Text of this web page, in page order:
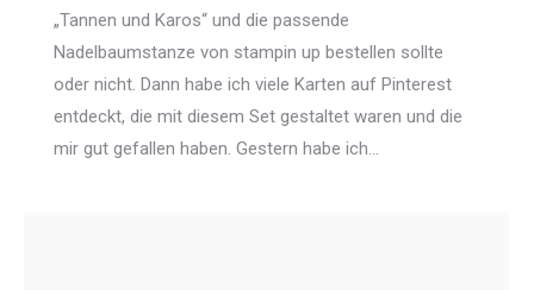
„Tannen und Karos“ und die passende
Nadelbaumstanze von stampin up bestellen sollte
oder nicht. Dann habe ich viele Karten auf Pinterest
entdeckt, die mit diesem Set gestaltet waren und die
mir gut gefallen haben. Gestern habe ich…